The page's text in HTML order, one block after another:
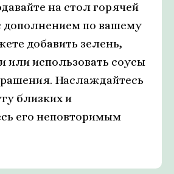
на стол горячей
дополнением по вашему
добавить зелень,
или использовать соусы
Наслаждайтесь
близких и
его неповторимым